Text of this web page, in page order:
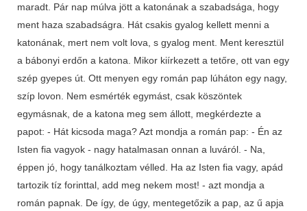
maradt. Pár nap múlva jött a katonának a szabadsága, hogy
ment haza szabadságra. Hát csakis gyalog kellett menni a
katonának, mert nem volt lova, s gyalog ment. Ment keresztül
a bábonyi erdőn a katona. Mikor kiírkezett a tetőre, ott van egy
szép gyepes út. Ott menyen egy román pap lúháton egy nagy,
szíp lovon. Nem esmérték egymást, csak köszöntek
egymásnak, de a katona meg sem állott, megkérdezte a
papot: - Hát kicsoda maga? Azt mondja a román pap: - Én az
Isten fia vagyok - nagy hatalmasan onnan a luváról. - Na,
éppen jó, hogy tanálkoztam vélled. Ha az Isten fia vagy, apád
tartozik tíz forinttal, add meg nekem most! - azt mondja a
román papnak. De így, de úgy, mentegetőzik a pap, az ű apja